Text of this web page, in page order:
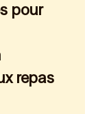
pour
repas